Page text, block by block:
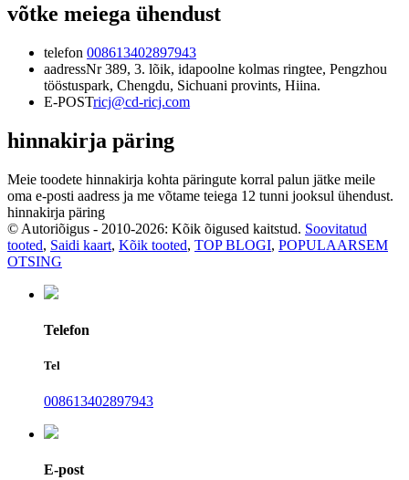
võtke meiega ühendust
telefon 008613402897943
aadressNr 389, 3. lõik, idapoolne kolmas ringtee, Pengzhou
tööstuspark, Chengdu, Sichuani provints, Hiina.
E-POSTricj@cd-ricj.com
hinnakirja päring
Meie toodete hinnakirja kohta päringute korral palun jätke meile
oma e-posti aadress ja me võtame teiega 12 tunni jooksul ühendust.
hinnakirja päring
© Autoriõigus - 2010-2026: Kõik õigused kaitstud. Soovitatud
tooted, Saidi kaart, Kõik tooted, TOP BLOGI, POPULAARSEM
OTSING
Telefon
Tel
008613402897943
E-post